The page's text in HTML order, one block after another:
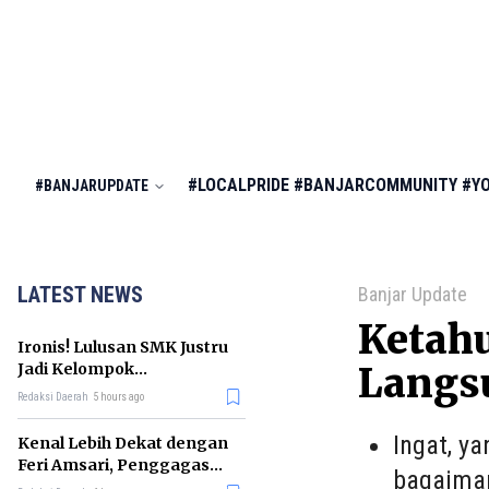
#BANJARUPDATE #LOCALPRIDE #BANJARCOMMUNITY
LATEST NEWS
Ironis! Lulusan SMK Justru
Jadi Kelompok
Pengangguran Terbanyak
Redaksi Daerah 5 hours ago
Kenal Lebih Dekat dengan
Feri Amsari, Penggagas
Banjar Update
Ingat,